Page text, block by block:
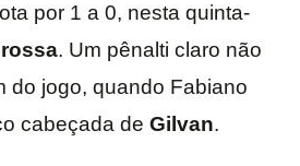
por 1 a 0, nesta quinta-
. Um pênalti claro não
do jogo, quando Fabiano
cabeçada de Gilvan.